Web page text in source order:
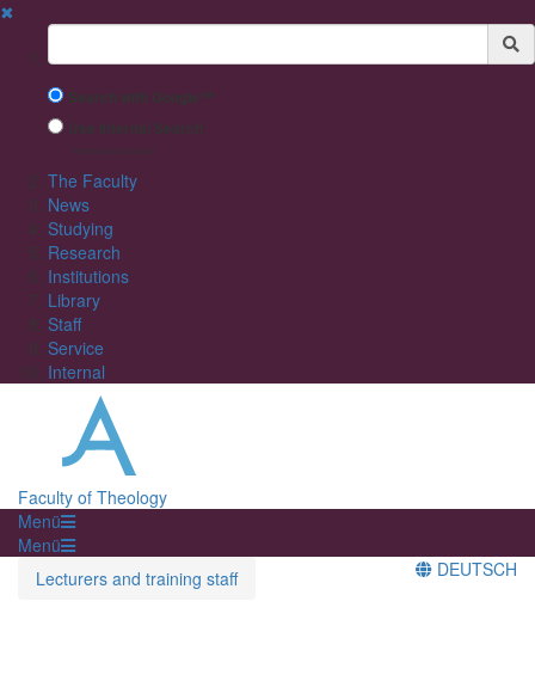
✖
Suchbegriff
Search with Google™
Use Internal Search
The Faculty
News
Studying
Research
Institutions
Library
Staff
Service
Internal
Faculty of Theology
Menü
Menü
Lecturers and training staff
DEUTSCH